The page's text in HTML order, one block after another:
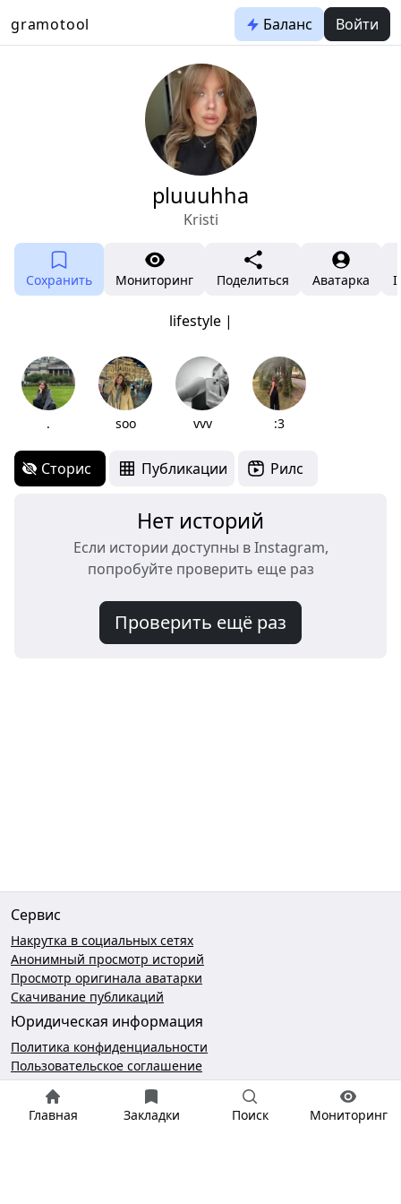
gramotool Баланс Войти
Главная Закладки Поиск Мониторинг
pluuuhha
Kristi
Сохранить Мониторинг Поделиться Аватарка
lifestyle |
. soo vvv :3
Сторис Публикации Рилс
Нет историй
Если истории доступны в Instagram,
попробуйте проверить еще раз
Проверить ещё раз
Сервис
Накрутка в социальных сетях
Анонимный просмотр историй
Просмотр оригинала аватарки
Скачивание публикаций
Юридическая информация
Политика конфиденциальности
Пользовательское соглашение
Безопасность платежей
Чат поддержки